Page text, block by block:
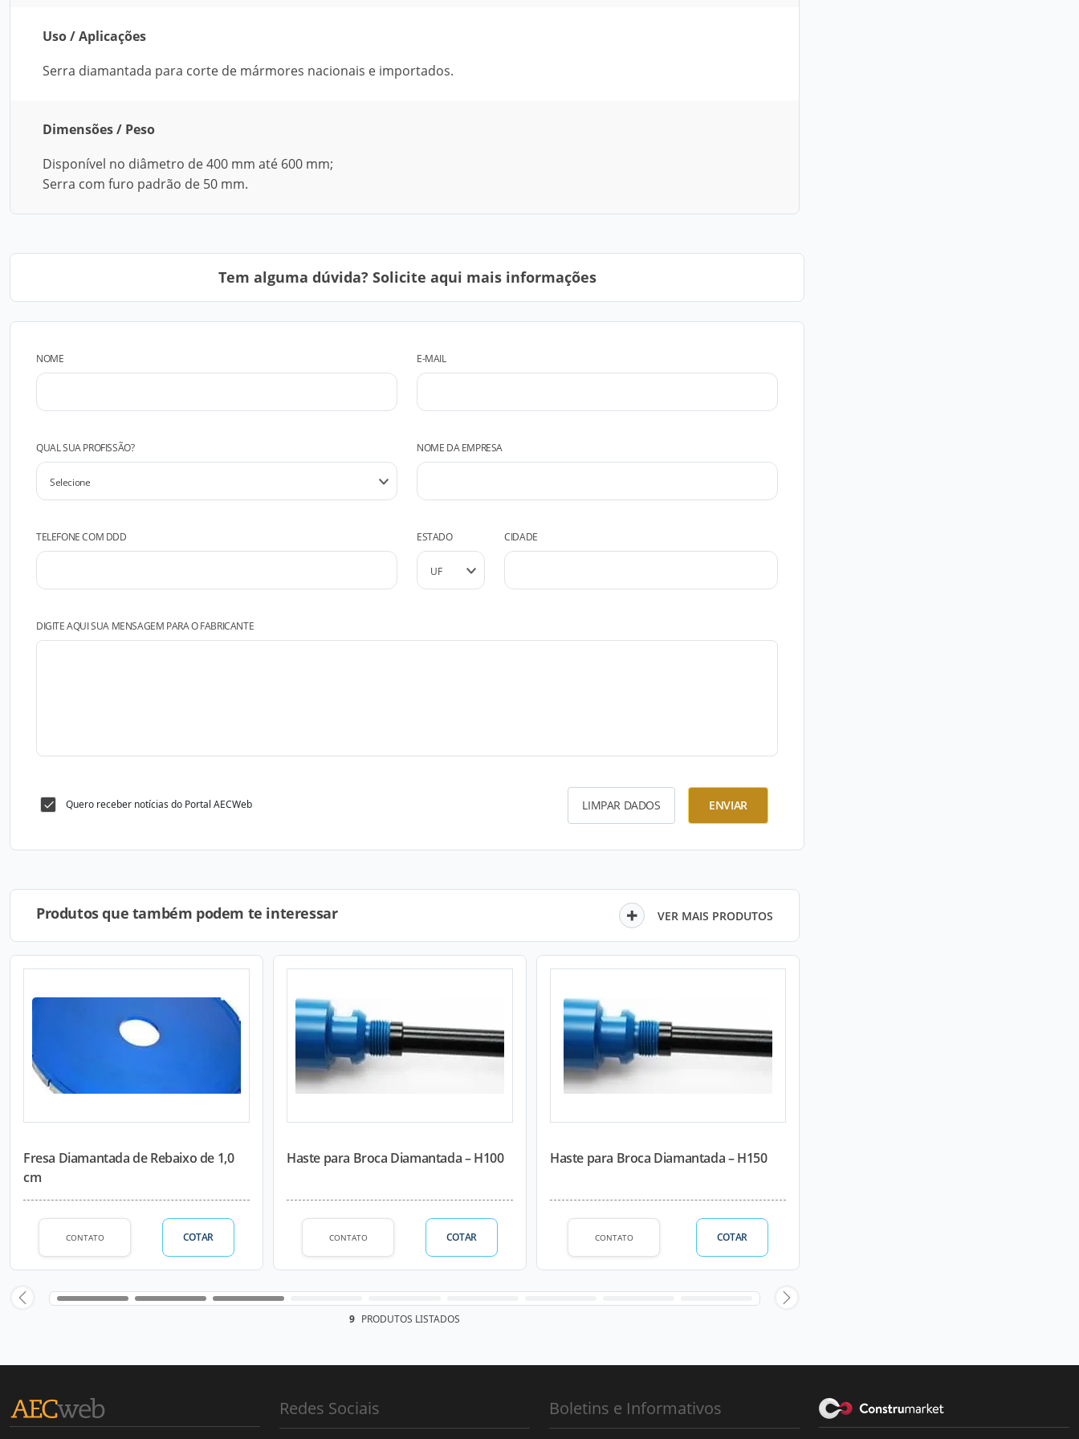
Uso / Aplicações
Serra diamantada para corte de mármores nacionais e importados.
Dimensões / Peso
Disponível no diâmetro de 400 mm até 600 mm;
Serra com furo padrão de 50 mm.
Tem alguma dúvida? Solicite aqui mais informações
NOME E-MAIL
QUAL SUA PROFISSÃO? NOME DA EMPRESA
TELEFONE COM DDD ESTADO CIDADE
DIGITE AQUI SUA MENSAGEM PARA O FABRICANTE
Quero receber notícias do Portal AECWeb LIMPAR DADOS ENVIAR
Produtos que também podem te interessar VER MAIS PRODUTOS
Fresa Diamantada de Rebaixo de 1,0
cm
CONTATO COTAR
Haste para Broca Diamantada – H100
CONTATO COTAR
Haste para Broca Diamantada – H150
CONTATO COTAR
9 PRODUTOS LISTADOS
Redes Sociais Boletins e Informativos